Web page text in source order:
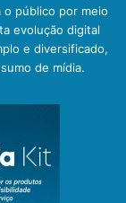
o público por meio
evolução digital
e diversificado,
de mídia.